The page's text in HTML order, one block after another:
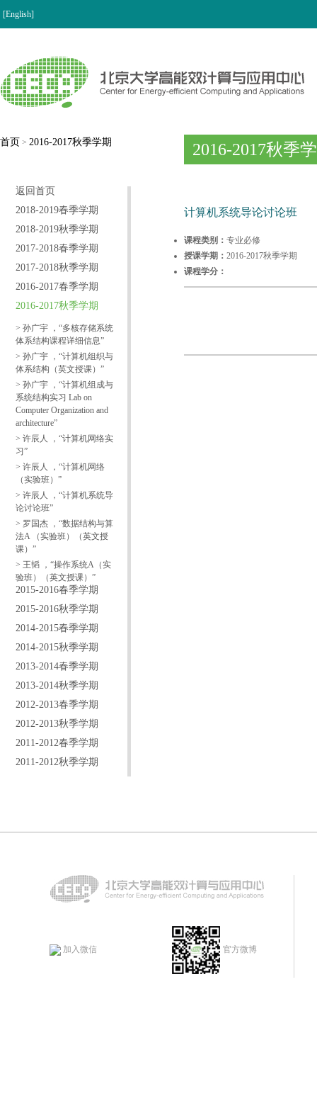
[English]
首页 > 2016-2017秋季学期
返回首页
2018-2019春季学期
2018-2019秋季学期
2017-2018春季学期
2017-2018秋季学期
2016-2017春季学期
2016-2017秋季学期
> 孙广宇 ，“多核存储系统
体系结构课程详细信息”
> 孙广宇 ，“计算机组织与
体系结构（英文授课）”
> 孙广宇 ，“计算机组成与
系统结构实习 Lab on
Computer Organization and
architecture”
> 许辰人 ，“计算机网络实
习”
> 许辰人 ，“计算机网络
（实验班）”
> 许辰人 ，“计算机系统导
论讨论班”
> 罗国杰 ，“数据结构与算
法A （实验班）（英文授
课）”
> 王韬 ，“操作系统A（实
验班）（英文授课）”
2015-2016春季学期
2015-2016秋季学期
2014-2015春季学期
2014-2015秋季学期
2013-2014春季学期
2013-2014秋季学期
2012-2013春季学期
2012-2013秋季学期
2011-2012春季学期
2011-2012秋季学期
2016-2017秋季
计算机系统导论讨论班
课程类别： 专业必修
授课学期： 2016-2017秋季学期
课程学分：
加入微信 官方微博